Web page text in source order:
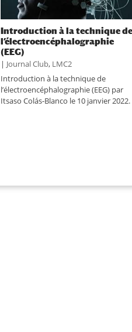
Introduction à la technique de
l’électroencéphalographie
(EEG)
| Journal Club, LMC2
Introduction à la technique de
l’électroencéphalographie (EEG) par
Itsaso Colás-Blanco le 10 janvier 2022.